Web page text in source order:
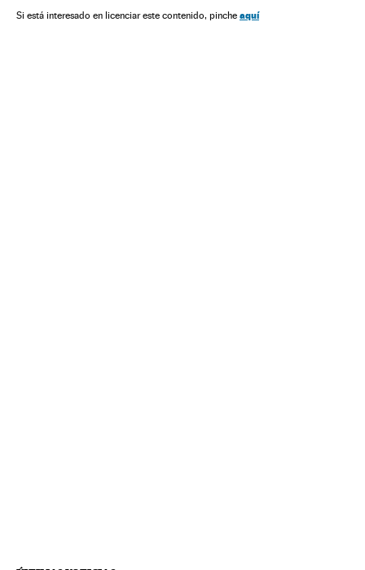
Programas informáticos Empresas Tecnologia
Si está interesado en licenciar este contenido, pinche aquí